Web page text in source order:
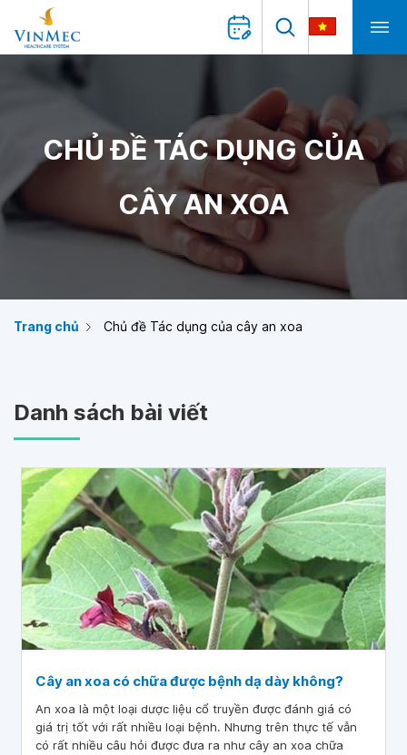
CHỦ ĐỀ TÁC DỤNG CỦA
CÂY AN XOA
Trang chủ Chủ đề Tác dụng của cây an xoa
Danh sách bài viết
Cây an xoa có chữa được bệnh dạ dày không?
An xoa là một loại dược liệu cổ truyền được đánh giá có
giá trị tốt với rất nhiều loại bệnh. Nhưng trên thực tế vẫn
có rất nhiều câu hỏi được đưa ra như cây an xoa chữa